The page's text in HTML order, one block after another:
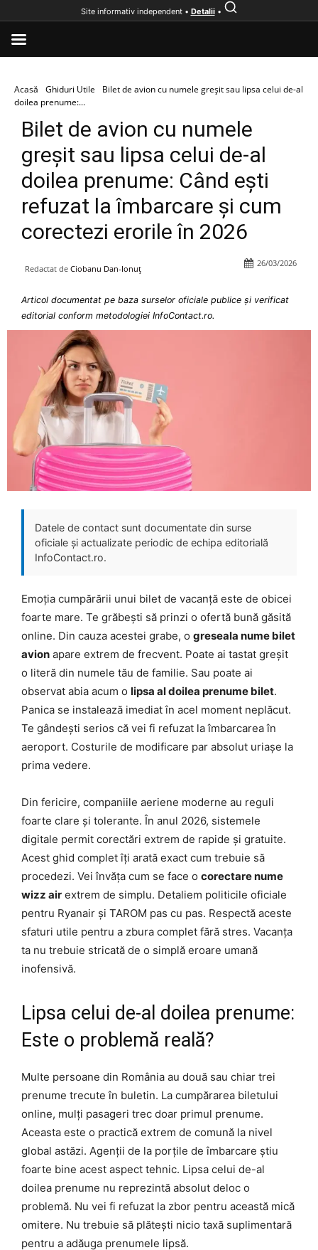
Acasă Ghiduri Utile
Bilet de avion cu numele greșit sau lipsa celui de-al
doilea prenume:...
Bilet de avion cu numele
greșit sau lipsa celui de-al
doilea prenume: Când ești
refuzat la îmbarcare și cum
corectezi erorile în 2026
Redactat de Ciobanu Dan-Ionuț
26/03/2026
Articol documentat pe baza surselor oficiale publice și verificat
editorial conform metodologiei InfoContact.ro.
Datele de contact sunt documentate din surse
oficiale și actualizate periodic de echipa editorială
InfoContact.ro.
Emoția cumpărării unui bilet de vacanță este de obicei
foarte mare. Te grăbești să prinzi o ofertă bună găsită
online. Din cauza acestei grabe, o greseala nume bilet
avion apare extrem de frecvent. Poate ai tastat greșit
o literă din numele tău de familie. Sau poate ai
observat abia acum o lipsa al doilea prenume bilet.
Panica se instalează imediat în acel moment neplăcut.
Te gândești serios că vei fi refuzat la îmbarcarea în
aeroport. Costurile de modificare par absolut uriașe la
prima vedere.
Din fericire, companiile aeriene moderne au reguli
foarte clare și tolerante. În anul 2026, sistemele
digitale permit corectări extrem de rapide și gratuite.
Acest ghid complet îți arată exact cum trebuie să
procedezi. Vei învăța cum se face o corectare nume
wizz air extrem de simplu. Detaliem politicile oficiale
pentru Ryanair și TAROM pas cu pas. Respectă aceste
sfaturi utile pentru a zbura complet fără stres. Vacanța
ta nu trebuie stricată de o simplă eroare umană
inofensivă.
Lipsa celui de-al doilea prenume:
Este o problemă reală?
Multe persoane din România au două sau chiar trei
prenume trecute în buletin. La cumpărarea biletului
online, mulți pasageri trec doar primul prenume.
Aceasta este o practică extrem de comună la nivel
global astăzi. Agenții de la porțile de îmbarcare știu
foarte bine acest aspect tehnic. Lipsa celui de-al
doilea prenume nu reprezintă absolut deloc o
problemă. Nu vei fi refuzat la zbor pentru această mică
omitere. Nu trebuie să plătești nicio taxă suplimentară
pentru a adăuga prenumele lipsă.
Site informativ independent • Detalii•